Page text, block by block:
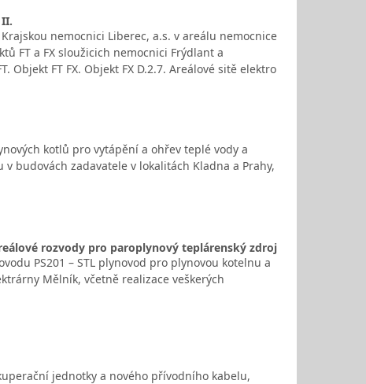
nemocnici Liberec, a.s. v areálu nemocnice
FT a FX sloužicich nemocnici Frýdlant a
FT FX. Objekt FX D.2.7. Areálové sitě elektro
kotlů pro vytápění a ohřev teplé vody a
budovách zadavatele v lokalitách Kladna a Prahy,
rozvody pro paroplynový teplárenský zdroj
PS201 – STL plynovod pro plynovou kotelnu a
Mělník, včetně realizace veškerých
jednotky a nového přívodního kabelu,